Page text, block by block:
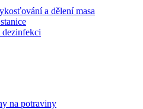
a dělení masa
dezinfekci
na potraviny